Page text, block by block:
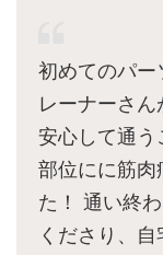
初めてのパー
レーナーさ
安心して通う
部位にに筋肉
た！ 通い終
くださり、